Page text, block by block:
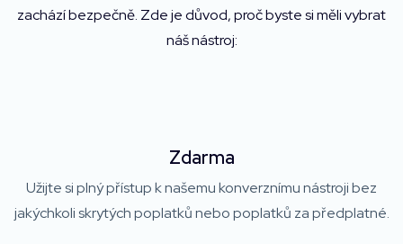
zachází bezpečně. Zde je důvod, proč byste si měli vybrat
náš nástroj:
Zdarma
Užijte si plný přístup k našemu konverznímu nástroji bez
jakýchkoli skrytých poplatků nebo poplatků za předplatné.